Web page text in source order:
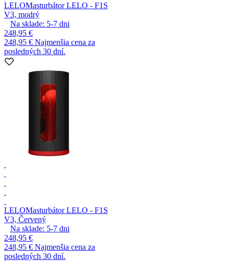
LELOMasturbátor LELO - F1S
V3, modrý
Na sklade: 5-7 dni
248,95 €
248,95 € Najmenšia cena za
posledných 30 dní.
LELOMasturbátor LELO - F1S
V3, Červený
Na sklade: 5-7 dni
248,95 €
248,95 € Najmenšia cena za
posledných 30 dní.